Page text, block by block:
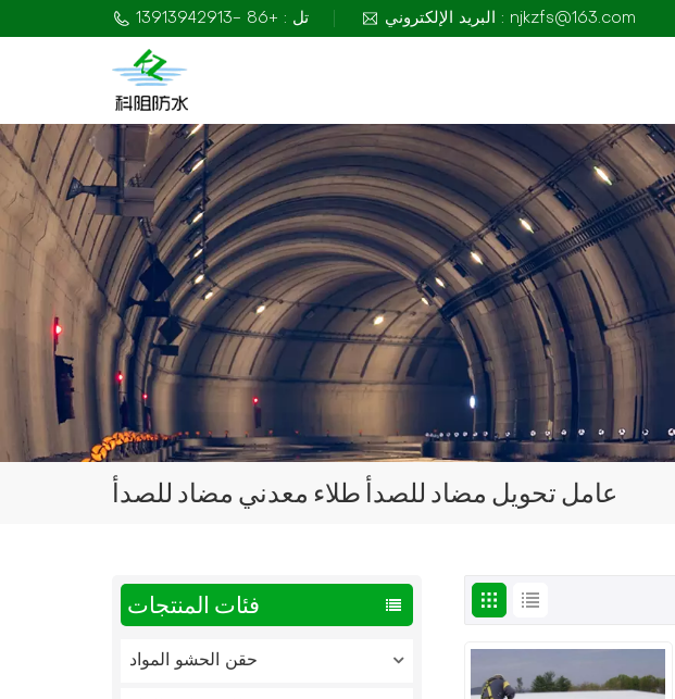
تل : +86 -13913942913 البريد الإلكتروني : njkzfs@163.com
عامل تحويل مضاد للصدأ طلاء معدني مضاد للصدأ
فئات المنتجات
حقن الحشو المواد